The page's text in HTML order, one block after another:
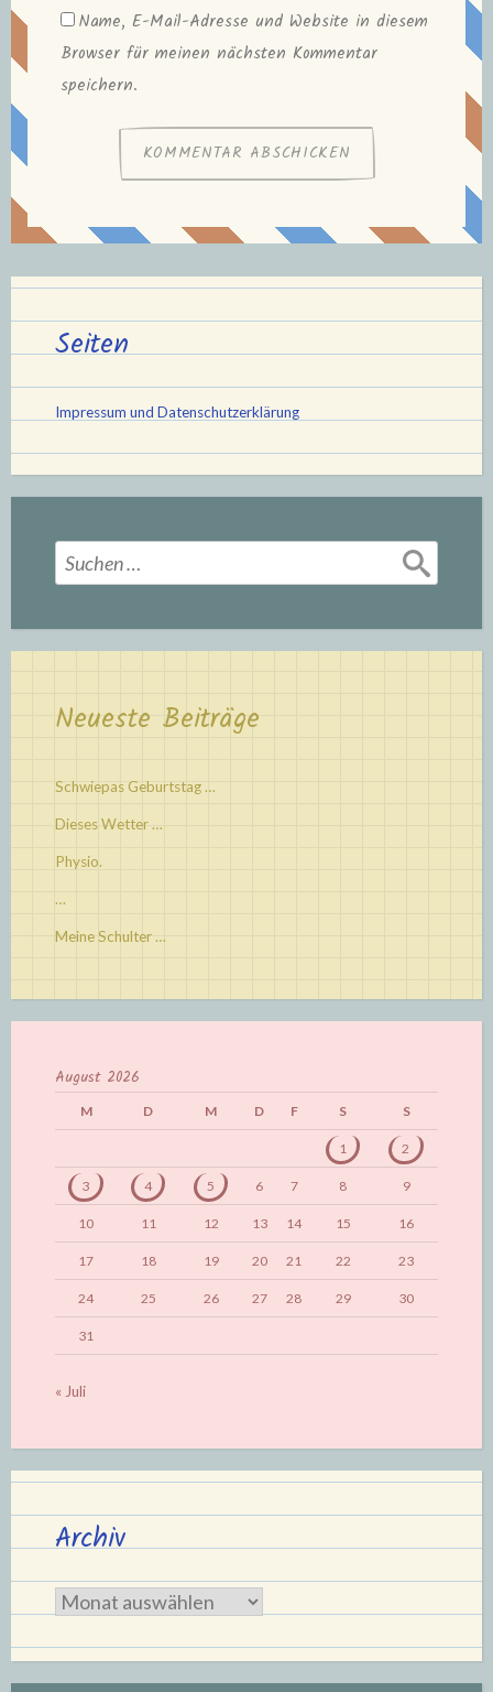
Name, E-Mail-Adresse und Website in diesem
Browser für meinen nächsten Kommentar
speichern.
Seiten
Impressum und Datenschutzerklärung
Suchen
nach:
Neueste Beiträge
Schwiepas Geburtstag …
Dieses Wetter …
Physio.
…
Meine Schulter …
August 2026
M D M D F S S
1 2
3 4 5 6 7 8 9
10 11 12 13 14 15 16
17 18 19 20 21 22 23
24 25 26 27 28 29 30
31
« Juli
Archiv
Archiv